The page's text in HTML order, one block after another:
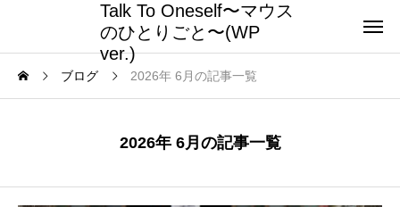
Talk To Oneself〜マウス
のひとりごと〜(WP
ver.)
ブログ 2026年 6月の記事一覧
2026年 6月の記事一覧